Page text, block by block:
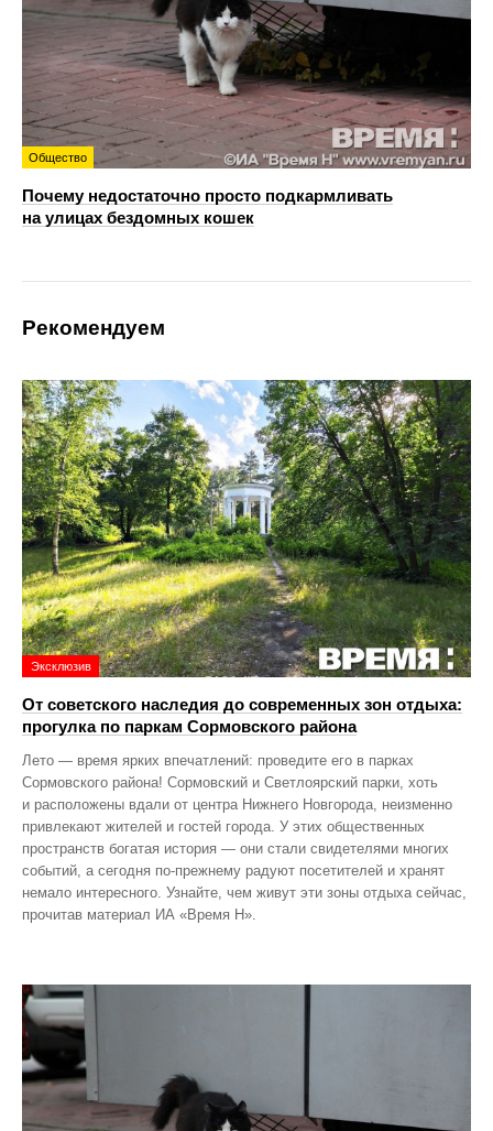
Общество
Почему недостаточно просто подкармливать
на улицах бездомных кошек
Рекомендуем
Эксклюзив
От советского наследия до современных зон отдыха:
прогулка по паркам Сормовского района
Лето — время ярких впечатлений: проведите его в парках
Сормовского района! Сормовский и Светлоярский парки, хоть
и расположены вдали от центра Нижнего Новгорода, неизменно
привлекают жителей и гостей города. У этих общественных
пространств богатая история — они стали свидетелями многих
событий, а сегодня по‑прежнему радуют посетителей и хранят
немало интересного. Узнайте, чем живут эти зоны отдыха сейчас,
прочитав материал ИА «Время Н».